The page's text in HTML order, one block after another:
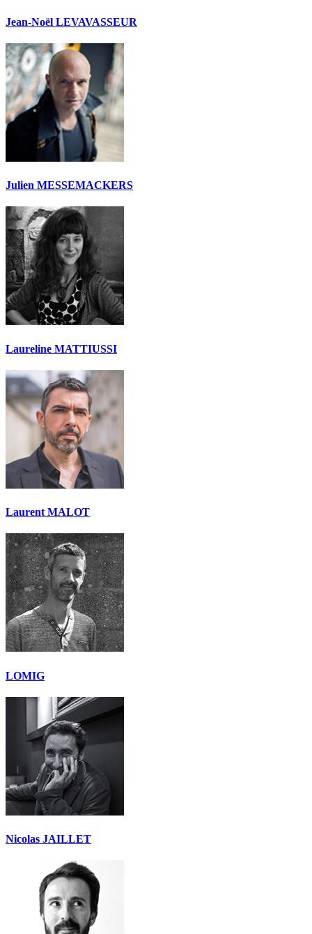
Jean-Noël LEVAVASSEUR
Julien MESSEMACKERS
Laureline MATTIUSSI
Laurent MALOT
LOMIG
Nicolas JAILLET